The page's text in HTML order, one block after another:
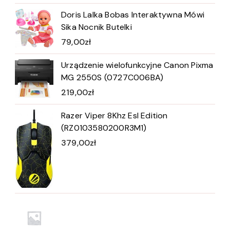
Doris Lalka Bobas Interaktywna Mówi
Sika Nocnik Butelki
79,00zł
Urządzenie wielofunkcyjne Canon Pixma
MG 2550S (0727C006BA)
219,00zł
Razer Viper 8Khz Esl Edition
(RZ0103580200R3M1)
379,00zł